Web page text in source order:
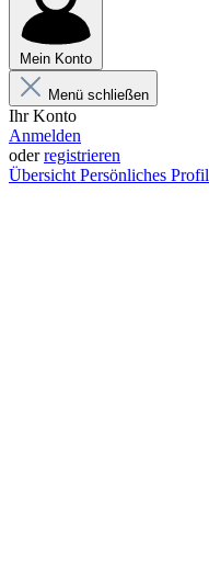
Mein Konto
Menü schließen
Ihr Konto
Anmelden
oderregistrieren
Übersicht Persönliches Profil